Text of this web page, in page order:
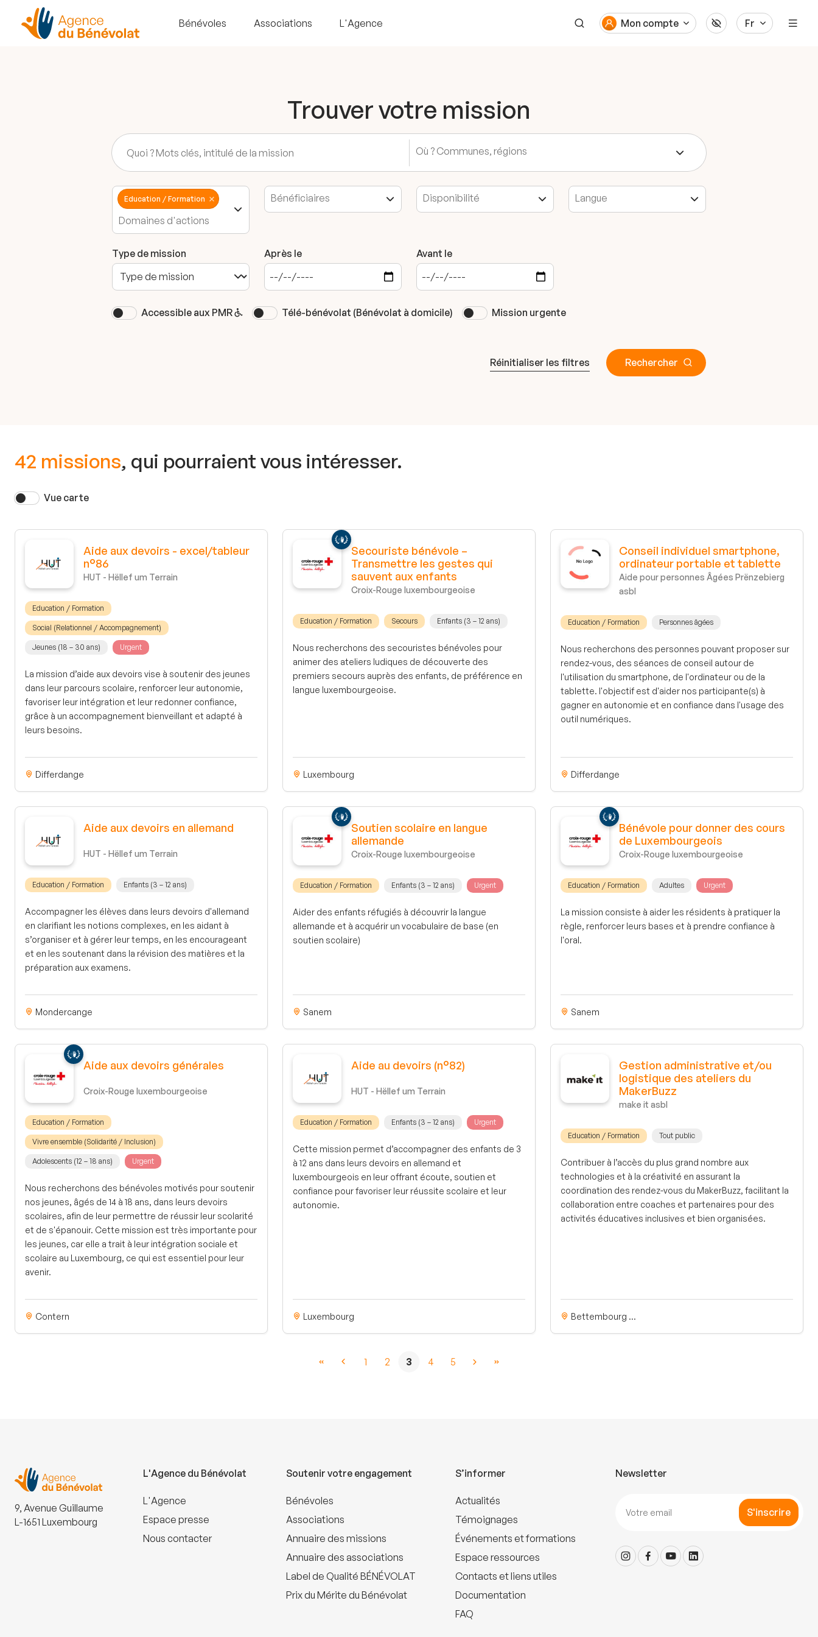
Bénévoles Associations L'Agence Mon compte Fr
Trouver votre mission
Education / Formation
Type de mission Après le Avant le
Accessible aux PMR Télé-bénévolat (Bénévolat à domicile) Mission urgente
Réinitialiser les filtres Rechercher
42 missions, qui pourraient vous intéresser.
Vue carte
Aide aux devoirs - excel/tableur
n°86
HUT - Hëllef um Terrain
Education / Formation
Social (Relationnel / Accompagnement)
Jeunes (18 – 30 ans) Urgent
La mission d’aide aux devoirs vise à soutenir des jeunes
dans leur parcours scolaire, renforcer leur autonomie,
favoriser leur intégration et leur redonner confiance,
grâce à un accompagnement bienveillant et adapté à
leurs besoins.
Differdange
Secouriste bénévole –
Transmettre les gestes qui
sauvent aux enfants
Croix-Rouge luxembourgeoise
Education / Formation Secours Enfants (3 – 12 ans)
Nous recherchons des secouristes bénévoles pour
animer des ateliers ludiques de découverte des
premiers secours auprès des enfants, de préférence en
langue luxembourgeoise.
Luxembourg
Conseil individuel smartphone,
ordinateur portable et tablette
Aide pour personnes Âgées Prënzebierg
asbl
Education / Formation Personnes âgées
Nous recherchons des personnes pouvant proposer sur
rendez-vous, des séances de conseil autour de
l'utilisation du smartphone, de l'ordinateur ou de la
tablette. l'objectif est d'aider nos participante(s) à
gagner en autonomie et en confiance dans l'usage des
outil numériques.
Differdange
Aide aux devoirs en allemand
HUT - Hëllef um Terrain
Education / Formation Enfants (3 – 12 ans)
Accompagner les élèves dans leurs devoirs d'allemand
en clarifiant les notions complexes, en les aidant à
s’organiser et à gérer leur temps, en les encourageant
et en les soutenant dans la révision des matières et la
préparation aux examens.
Mondercange
Soutien scolaire en langue
allemande
Croix-Rouge luxembourgeoise
Education / Formation Enfants (3 – 12 ans) Urgent
Aider des enfants réfugiés à découvrir la langue
allemande et à acquérir un vocabulaire de base (en
soutien scolaire)
Sanem
Bénévole pour donner des cours
de Luxembourgeois
Croix-Rouge luxembourgeoise
Education / Formation Adultes Urgent
La mission consiste à aider les résidents à pratiquer la
règle, renforcer leurs bases et à prendre confiance à
l'oral.
Sanem
Aide aux devoirs générales
Croix-Rouge luxembourgeoise
Education / Formation
Vivre ensemble (Solidarité / Inclusion)
Adolescents (12 – 18 ans) Urgent
Nous recherchons des bénévoles motivés pour soutenir
nos jeunes, âgés de 14 à 18 ans, dans leurs devoirs
scolaires, afin de leur permettre de réussir leur scolarité
et de s'épanouir. Cette mission est très importante pour
les jeunes, car elle a trait à leur intégration sociale et
scolaire au Luxembourg, ce qui est essentiel pour leur
avenir.
Contern
Aide au devoirs (n°82)
HUT - Hëllef um Terrain
Education / Formation Enfants (3 – 12 ans) Urgent
Cette mission permet d’accompagner des enfants de 3
à 12 ans dans leurs devoirs en allemand et
luxembourgeois en leur offrant écoute, soutien et
confiance pour favoriser leur réussite scolaire et leur
autonomie.
Luxembourg
Gestion administrative et/ou
logistique des ateliers du
MakerBuzz
make it asbl
Education / Formation Tout public
Contribuer à l’accès du plus grand nombre aux
technologies et à la créativité en assurant la
coordination des rendez-vous du MakerBuzz, facilitant la
collaboration entre coaches et partenaires pour des
activités éducatives inclusives et bien organisées.
Bettembourg ...
1 2 3 4 5
9, Avenue Guillaume
L-1651 Luxembourg
L'Agence du Bénévolat
L'Agence
Espace presse
Nous contacter
Soutenir votre engagement
Bénévoles
Associations
Annuaire des missions
Annuaire des associations
Label de Qualité BÉNÉVOLAT
Prix du Mérite du Bénévolat
S’informer
Actualités
Témoignages
Événements et formations
Espace ressources
Contacts et liens utiles
Documentation
FAQ
Newsletter
S'inscrire